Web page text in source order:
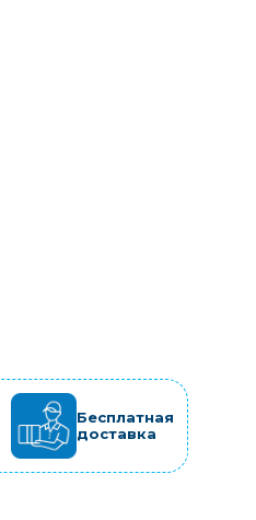
Бесплатная
доставка